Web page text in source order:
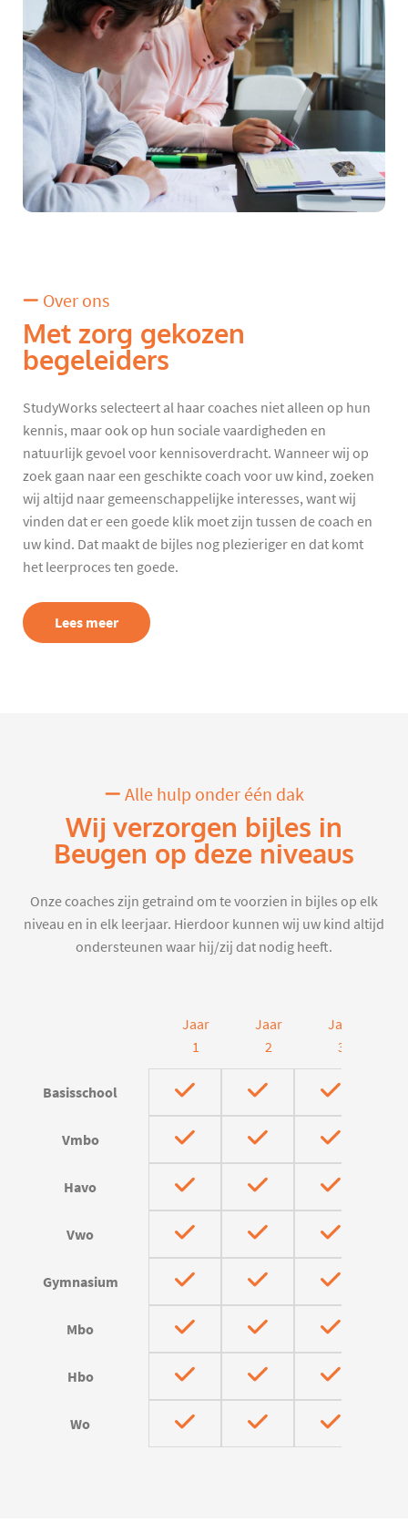
Over ons
Met zorg gekozen
begeleiders
StudyWorks selecteert al haar coaches niet alleen op hun
kennis, maar ook op hun sociale vaardigheden en
natuurlijk gevoel voor kennisoverdracht. Wanneer wij op
zoek gaan naar een geschikte coach voor uw kind, zoeken
wij altijd naar gemeenschappelijke interesses, want wij
vinden dat er een goede klik moet zijn tussen de coach en
uw kind. Dat maakt de bijles nog plezieriger en dat komt
het leerproces ten goede.
Lees meer
Alle hulp onder één dak
Wij verzorgen bijles in
Beugen op deze niveaus
Onze coaches zijn getraind om te voorzien in bijles op elk
niveau en in elk leerjaar. Hierdoor kunnen wij uw kind altijd
ondersteunen waar hij/zij dat nodig heeft.
Jaar
1
Jaar
2
Jaar
3
Basisschool
Vmbo
Havo
Vwo
Gymnasium
Mbo
Hbo
Wo